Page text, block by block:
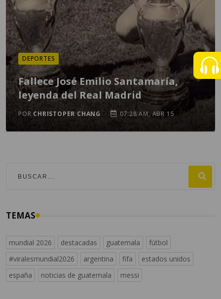
DEPORTES
Fallece José Emilio Santamaría,
leyenda del Real Madrid
POR CHRISTOPER CHANG 07:28 AM, ABR 15
TEMAS
mundial 2026 destacadas guatemala
fútbol
#viralesmundial2026
argentina fifa
estados unidos
españa
noticias de guatemala messi